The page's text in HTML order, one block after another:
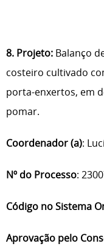
8. Projeto: Balanço
costeiro cultivado
porta-enxertos, em
pomar.
Coordenador (a):
Nº do Processo:
Código no Sistema
Aprovação pelo